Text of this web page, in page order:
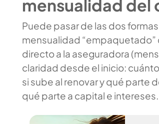
mensualidad del
Puede pasar de las dos
mensualidad “empaquetado”
directo a la aseguradora
claridad desde el inicio:
si sube al renovar y qué parte
qué parte a capital e intereses.